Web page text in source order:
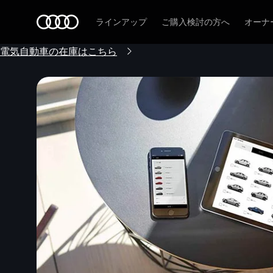
ラインアップ ご購入検討の方へ オーナ
電気自動車の在庫はこちら